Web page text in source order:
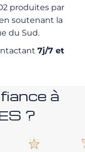
produites par
soutenant la
du Sud.
7j/7 et
à
?